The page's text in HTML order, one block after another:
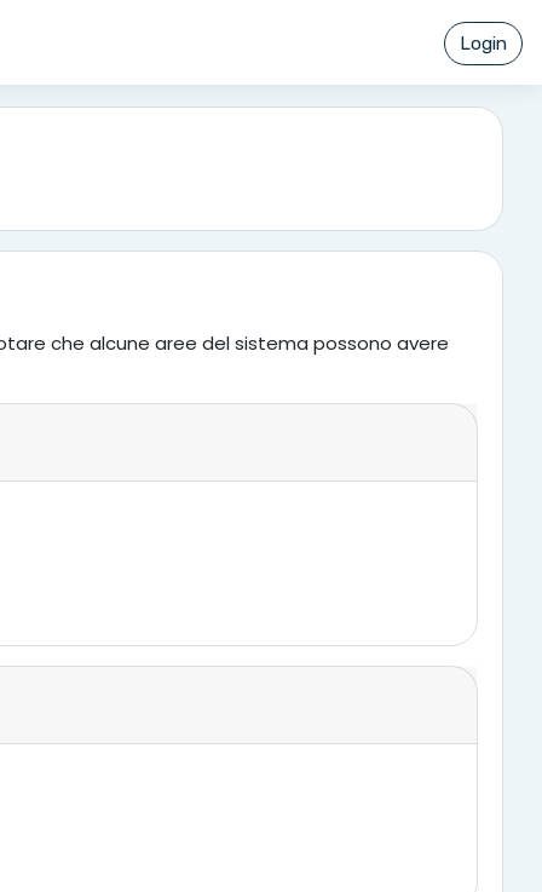
Login
che alcune aree del sistema possono avere